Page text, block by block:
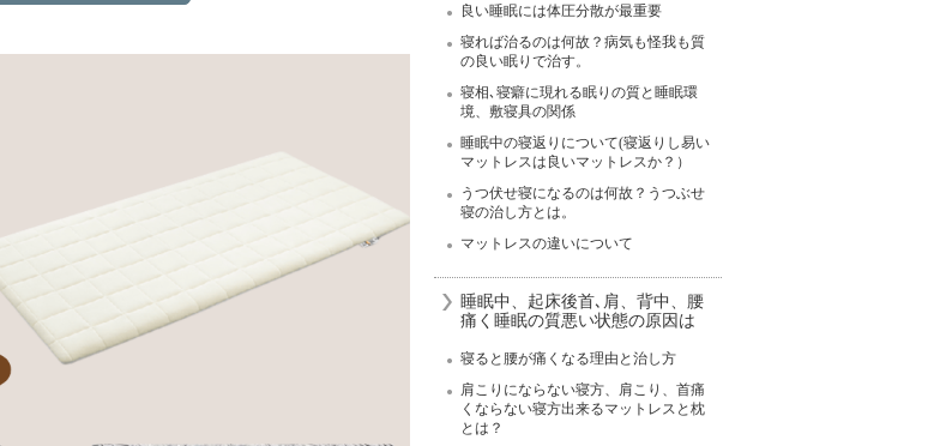
良い睡眠には体圧分散が最重要
寝れば治るのは何故？病気も怪我も質
の良い眠りで治す。
寝相､寝癖に現れる眠りの質と睡眠環
境、敷寝具の関係
睡眠中の寝返りについて(寝返りし易い
マットレスは良いマットレスか？）
うつ伏せ寝になるのは何故？うつぶせ
寝の治し方とは。
マットレスの違いについて
睡眠中、起床後首､肩、背中、腰
痛く睡眠の質悪い状態の原因は
寝ると腰が痛くなる理由と治し方
肩こりにならない寝方、肩こり、首痛
くならない寝方出来るマットレスと枕
とは？